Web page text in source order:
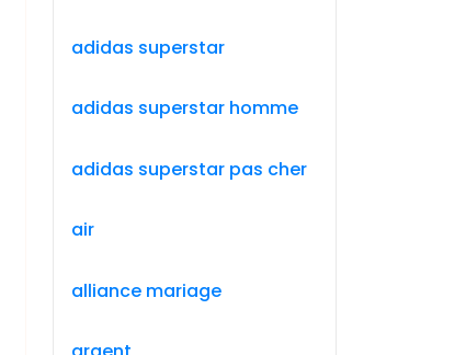
adidas superstar
adidas superstar homme
adidas superstar pas cher
air
alliance mariage